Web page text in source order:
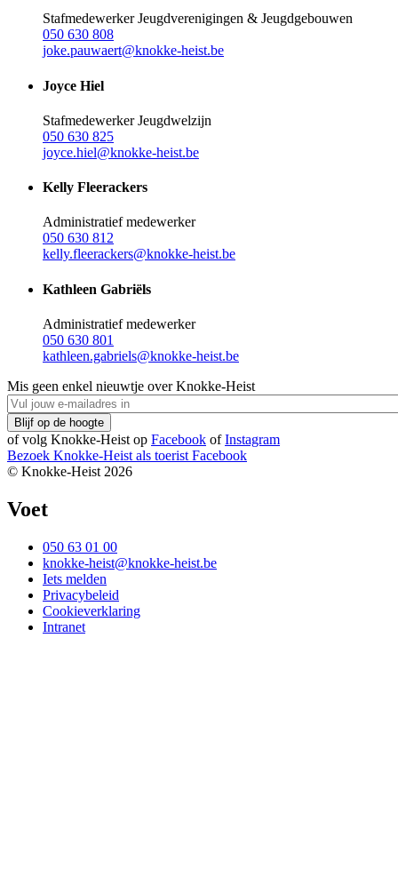
Stafmedewerker Jeugdverenigingen & Jeugdgebouwen
050 630 808
joke.pauwaert@knokke-heist.be
Joyce Hiel
Stafmedewerker Jeugdwelzijn
050 630 825
joyce.hiel@knokke-heist.be
Kelly Fleerackers
Administratief medewerker
050 630 812
kelly.fleerackers@knokke-heist.be
Kathleen Gabriëls
Administratief medewerker
050 630 801
kathleen.gabriels@knokke-heist.be
Mis geen enkel nieuwtje over Knokke-Heist
of volg Knokke-Heist op Facebook ofInstagram
Bezoek Knokke-Heist als toerist Facebook
© Knokke-Heist 2026
Voet
050 63 01 00
knokke-heist@knokke-heist.be
Iets melden
Privacybeleid
Cookieverklaring
Intranet